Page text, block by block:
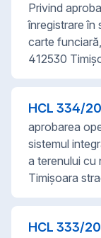
Privind
înregistrare în
carte
412530
HCL 334/
aprobarea
sistemul
a terenului cu
Timișoara
HCL 333/